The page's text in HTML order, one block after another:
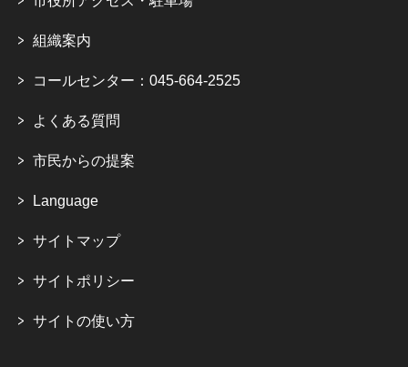
組織案内
コールセンター：045-664-2525
よくある質問
市民からの提案
Language
サイトマップ
サイトポリシー
サイトの使い方